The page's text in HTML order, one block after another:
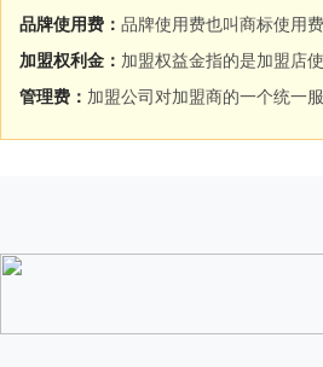
品牌使用费： 品牌使用费也叫商标使用
加盟权利金： 加盟权益金指的是加盟店
管理费： 加盟公司对加盟商的一个统一